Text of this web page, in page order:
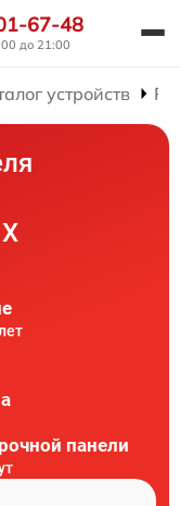
67-48
до 21:00
устройств
панели